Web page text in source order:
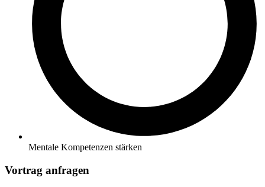
Mentale Kompetenzen stärken
Vortrag anfragen